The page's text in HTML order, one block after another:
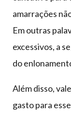
amarrações
Em outras
excessivos, a
do
Além disso,
gasto para